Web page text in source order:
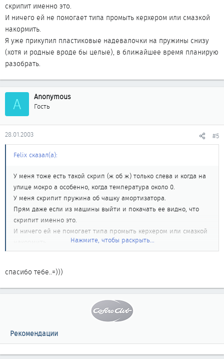
скрипит именно это.
И ничего ей не помогает типа промыть керхером или смазкой
накормить.
Я уже прикупил пластиковые надевалочки на пружины снизу
(хотя и родные вроде бы целые), в ближайшее время планирую
разобрать.
A Anonymous
Гость
28.01.2003 #5
Felix сказал(а):
У меня тоже есть такой скрип (ж об ж) только слева и когда на
улице мокро а особенно, когда температура около 0.
У меня скрипит пружина об чашку амортизатора.
Прям даже если из машины выйти и покачать ее видно, что
скрипит именно это.
И ничего ей не помогает типа промыть керхером или смазкой
Я уже прикупил пластиковые надевалочки на пружины снизу
разобрать.
Нажмите, чтобы раскрыть...
спасибо тебе..=)))
Рекомендации